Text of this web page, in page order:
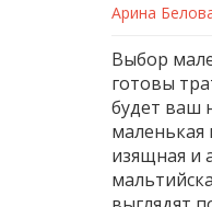
Арина
Выбор
готовы
будет ваш
изящная и